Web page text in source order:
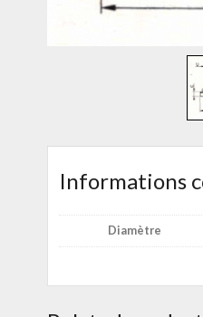
Informations
Diamètre